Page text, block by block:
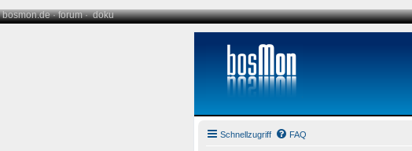
bosmon.de·forum·doku
Schnellzugriff FAQ